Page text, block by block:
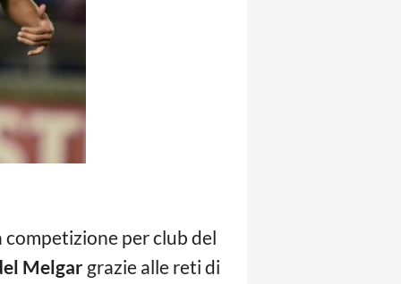
competizione per club del
Melgar grazie alle reti di